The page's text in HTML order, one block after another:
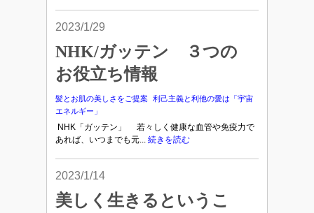
2023/1/29
NHK/ガッテン ３つの
お役立ち情報
髪とお肌の美しさをご提案 利己主義と利他の愛は「宇宙
エネルギー」
NHK「ガッテン」 若々しく健康な血管や免疫力で
あれば、いつまでも元... 続きを読む
2023/1/14
美しく生きるというこ